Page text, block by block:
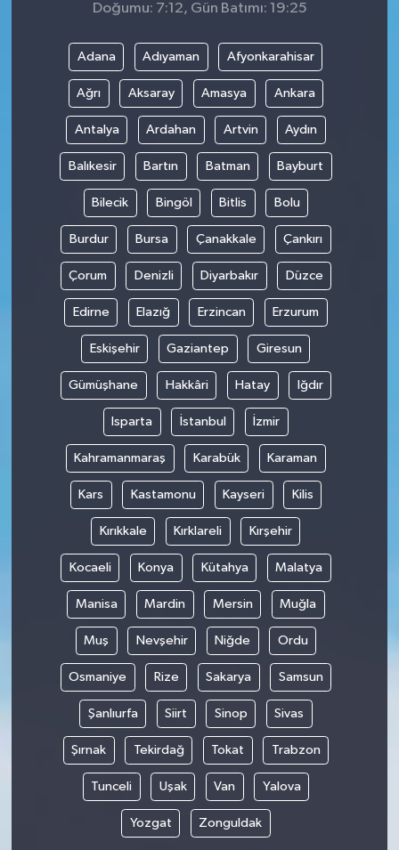
Doğumu: 7:12, Gün Batımı: 19:25
Adana Adıyaman Afyonkarahisar
Ağrı Aksaray Amasya Ankara
Antalya Ardahan Artvin Aydın
Balıkesir Bartın Batman Bayburt
Bilecik Bingöl Bitlis Bolu
Burdur Bursa Çanakkale Çankırı
Çorum Denizli Diyarbakır Düzce
Edirne Elazığ Erzincan Erzurum
Eskişehir Gaziantep Giresun
Gümüşhane Hakkâri Hatay Iğdır
Isparta İstanbul İzmir
Kahramanmaraş Karabük Karaman
Kars Kastamonu Kayseri Kilis
Kırıkkale Kırklareli Kırşehir
Kocaeli Konya Kütahya Malatya
Manisa Mardin Mersin Muğla
Muş Nevşehir Niğde Ordu
Osmaniye Rize Sakarya Samsun
Şanlıurfa Siirt Sinop Sivas
Şırnak Tekirdağ Tokat Trabzon
Tunceli Uşak Van Yalova
Yozgat Zonguldak